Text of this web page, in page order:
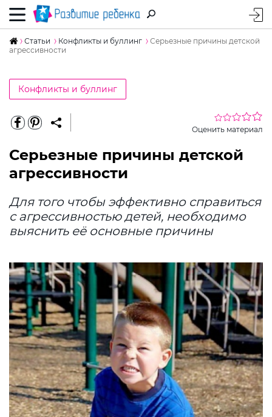
Статьи Конфликты и буллинг
Серьезные причины детской
агрессивности
Конфликты и буллинг
Оценить материал
Серьезные причины детской
агрессивности
Для того чтобы эффективно справиться
с агрессивностью детей, необходимо
выяснить её основные причины